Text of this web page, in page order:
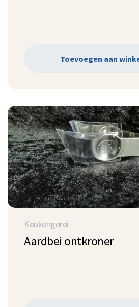
Toevoegen aan
Keukengerei
Aardbei ontkroner